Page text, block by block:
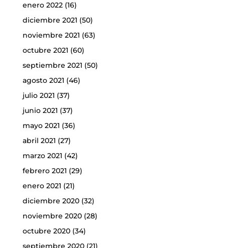
enero 2022(16)
diciembre 2021 (50)
noviembre 2021 (63)
octubre 2021 (60)
septiembre 2021 (50)
agosto 2021 (46)
julio 2021 (37)
junio 2021 (37)
mayo 2021 (36)
abril 2021 (27)
marzo 2021 (42)
febrero 2021 (29)
enero 2021 (21)
diciembre 2020(32)
noviembre 2020(28)
octubre 2020(34)
septiembre 2020(21)